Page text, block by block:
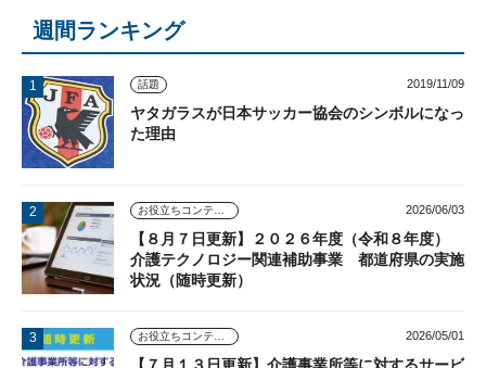
週間ランキング
話題 2019/11/09
ヤタガラスが日本サッカー協会のシンボルになっ
た理由
2026/06/03
【８月７日更新】２０２６年度（令和８年度）
介護テクノロジー関連補助事業 都道府県の実施
状況（随時更新）
2026/05/01
【７月１３日更新】介護事業所等に対するサービ